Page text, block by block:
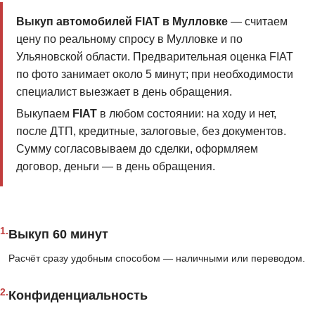
Выкуп автомобилей FIAT в Мулловке— считаем
цену по реальному спросу в Мулловке и по
Ульяновской области. Предварительная оценка FIAT
по фото занимает около 5 минут; при необходимости
специалист выезжает в день обращения.
Выкупаем FIATв любом состоянии: на ходу и нет,
после ДТП, кредитные, залоговые, без документов.
Сумму согласовываем до сделки, оформляем
договор, деньги — в день обращения.
1.Выкуп 60 минут
Расчёт сразу удобным способом — наличными или переводом.
2.Конфиденциальность